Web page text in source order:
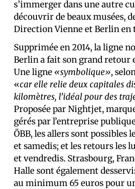
s’immerger dans une autre
découvrir de beaux musées,
Direction Vienne et Berlin en
Supprimée en 2014, la ligne
Berlin a fait son grand retour
Une ligne «symbolique»,
«car elle relie deux capitales
kilomètres, l’idéal pour des
Proposée par Nightjet,
gérés par l’entreprise
ÖBB, les allers sont possibles
et samedis; et les retours les
et vendredis. Strasbourg,
Halle sont également
au minimum 65 euros pour